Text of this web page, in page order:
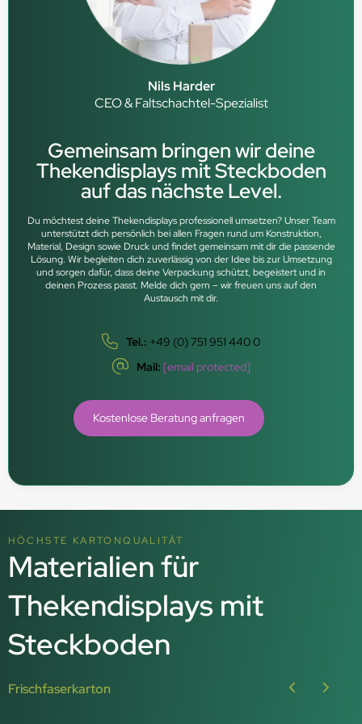
Nils Harder
CEO & Faltschachtel-Spezialist
Gemeinsam bringen wir deine
Thekendisplays mit Steckboden
auf das nächste Level.
Du möchtest deine Thekendisplays professionell umsetzen? Unser Team
unterstützt dich persönlich bei allen Fragen rund um Konstruktion,
Material, Design sowie Druck und findet gemeinsam mit dir die passende
Lösung. Wir begleiten dich zuverlässig von der Idee bis zur Umsetzung
und sorgen dafür, dass deine Verpackung schützt, begeistert und in
deinen Prozess passt. Melde dich gern – wir freuen uns auf den
Austausch mit dir.
Tel.: +49 (0) 751 951 440 0
Mail: [email protected]
Kostenlose Beratung anfragen
HÖCHSTE KARTONQUALITÄT
Materialien für
Thekendisplays mit
Steckboden
Frischfaserkarton